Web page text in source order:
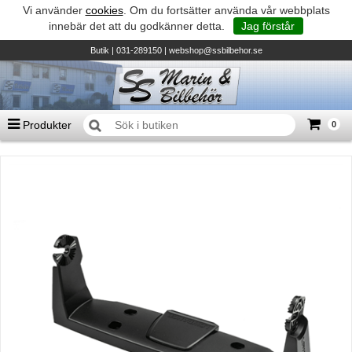
Vi använder cookies. Om du fortsätter använda vår webbplats
innebär det att du godkänner detta.
Jag förstår
Butik| 031-289150 | webshop@ssbilbehor.se
Produkter 0
Suzuki - Utombordare
Suzumar - Gummibåtar
Honda - Utombordare
HonWave - Gummibåtar
Honda - Elverk & Pumpar